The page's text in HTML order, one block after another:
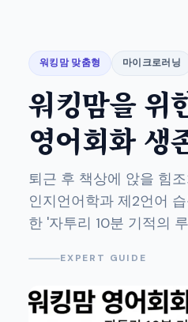
워킹맘 맞춤형 마이크로러닝
워킹맘을 위
영어회화 생
퇴근 후 책상에 앉을 힘
인지언어학과 제2언어
한 '자투리 10분 기적의
EXPERT GUIDE